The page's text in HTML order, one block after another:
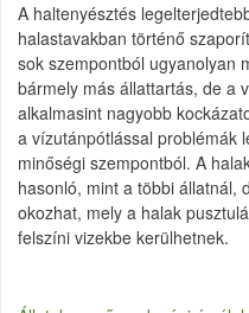
A haltenyésztés
halastavakban történő
sok szempontból ugyanolyan
bármely más állattartás, de a
alkalmasint nagyobb
a vízutánpótlással problémák
minőségi szempontból. A
hasonló, mint a többi állatnál,
okozhat, mely a halak
felszíni vizekbe kerülhetnek.